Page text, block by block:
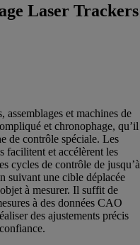
Laser Trackers
assemblages et machines de
et chronophage, qu’il
de contrôle spéciale. Les
facilitent et accélèrent les
cycles de contrôle de jusqu’à
suivant une cible déplacée
à mesurer. Il suffit de
à des données CAO
des ajustements précis